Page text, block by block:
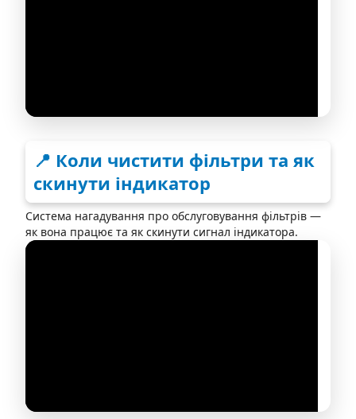
📍 Коли чистити фільтри та як
скинути індикатор
Система нагадування про обслуговування фільтрів —
як вона працює та як скинути сигнал індикатора.